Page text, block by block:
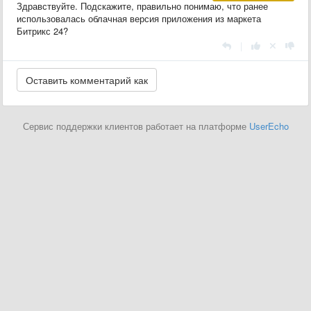
Здравствуйте. Подскажите, правильно понимаю, что ранее
использовалась облачная версия приложения из маркета
Битрикс 24?
Сервис поддержки клиентов работает на платформе UserEcho